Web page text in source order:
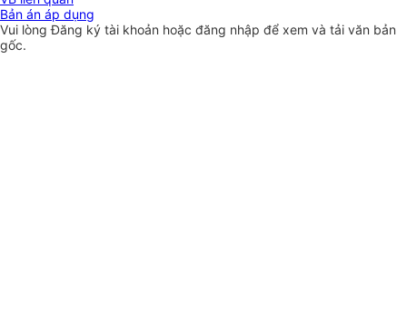
Bản án áp dụng
Vui lòngĐăng ký tài khoản hoặc đăng nhập để xem và tải văn bản
gốc.